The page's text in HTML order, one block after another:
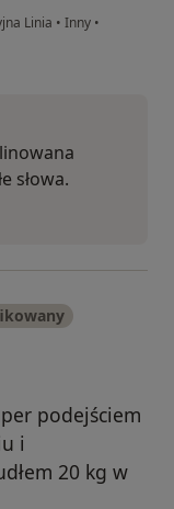
Linia • Inny •
słowa.
podejściem
i
20 kg w